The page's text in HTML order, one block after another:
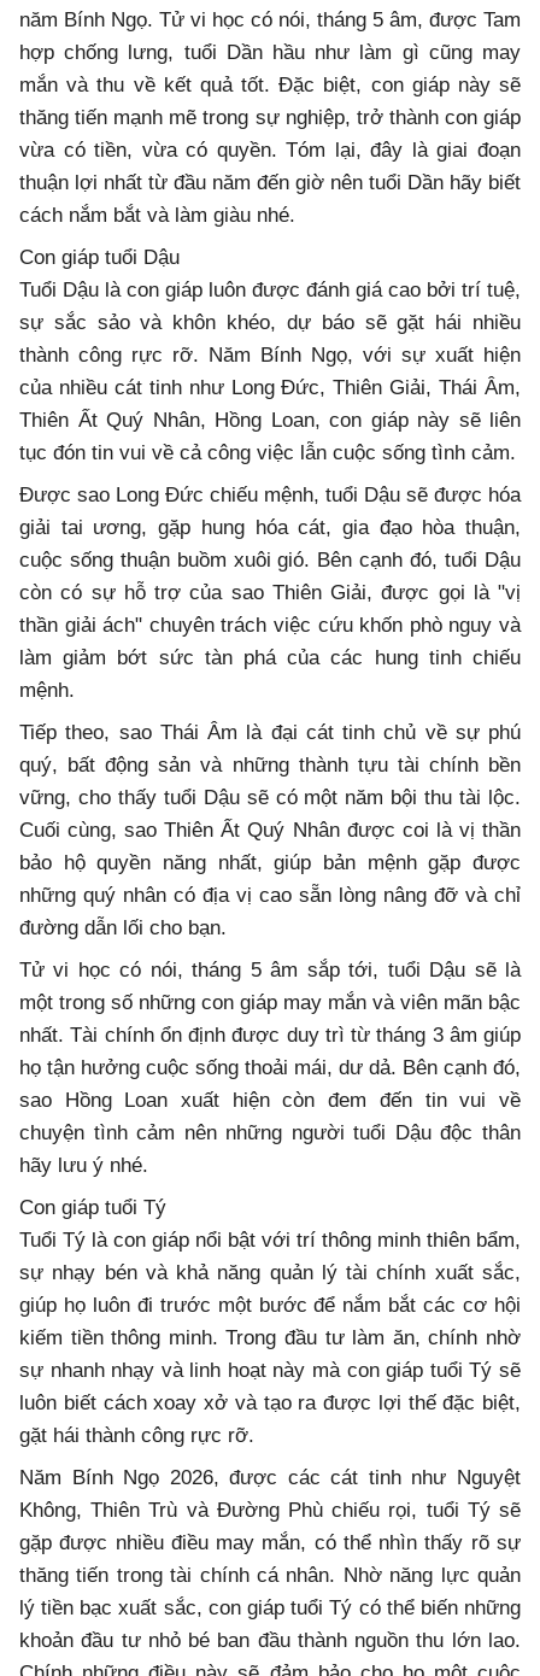
năm Bính Ngọ. Tử vi học có nói, tháng 5 âm, được Tam
hợp chống lưng, tuổi Dần hầu như làm gì cũng may
mắn và thu về kết quả tốt. Đặc biệt, con giáp này sẽ
thăng tiến mạnh mẽ trong sự nghiệp, trở thành con giáp
vừa có tiền, vừa có quyền. Tóm lại, đây là giai đoạn
thuận lợi nhất từ đầu năm đến giờ nên tuổi Dần hãy biết
cách nắm bắt và làm giàu nhé.
Con giáp tuổi Dậu
Tuổi Dậu là con giáp luôn được đánh giá cao bởi trí tuệ,
sự sắc sảo và khôn khéo, dự báo sẽ gặt hái nhiều
thành công rực rỡ. Năm Bính Ngọ, với sự xuất hiện
của nhiều cát tinh như Long Đức, Thiên Giải, Thái Âm,
Thiên Ất Quý Nhân, Hồng Loan, con giáp này sẽ liên
tục đón tin vui về cả công việc lẫn cuộc sống tình cảm.
Được sao Long Đức chiếu mệnh, tuổi Dậu sẽ được hóa
giải tai ương, gặp hung hóa cát, gia đạo hòa thuận,
cuộc sống thuận buồm xuôi gió. Bên cạnh đó, tuổi Dậu
còn có sự hỗ trợ của sao Thiên Giải, được gọi là "vị
thần giải ách" chuyên trách việc cứu khốn phò nguy và
làm giảm bớt sức tàn phá của các hung tinh chiếu
mệnh.
Tiếp theo, sao Thái Âm là đại cát tinh chủ về sự phú
quý, bất động sản và những thành tựu tài chính bền
vững, cho thấy tuổi Dậu sẽ có một năm bội thu tài lộc.
Cuối cùng, sao Thiên Ất Quý Nhân được coi là vị thần
bảo hộ quyền năng nhất, giúp bản mệnh gặp được
những quý nhân có địa vị cao sẵn lòng nâng đỡ và chỉ
đường dẫn lối cho bạn.
Tử vi học có nói, tháng 5 âm sắp tới, tuổi Dậu sẽ là
một trong số những con giáp may mắn và viên mãn bậc
nhất. Tài chính ổn định được duy trì từ tháng 3 âm giúp
họ tận hưởng cuộc sống thoải mái, dư dả. Bên cạnh đó,
sao Hồng Loan xuất hiện còn đem đến tin vui về
chuyện tình cảm nên những người tuổi Dậu độc thân
hãy lưu ý nhé.
Con giáp tuổi Tý
Tuổi Tý là con giáp nổi bật với trí thông minh thiên bẩm,
sự nhạy bén và khả năng quản lý tài chính xuất sắc,
giúp họ luôn đi trước một bước để nắm bắt các cơ hội
kiếm tiền thông minh. Trong đầu tư làm ăn, chính nhờ
sự nhanh nhạy và linh hoạt này mà con giáp tuổi Tý sẽ
luôn biết cách xoay xở và tạo ra được lợi thế đặc biệt,
gặt hái thành công rực rỡ.
Năm Bính Ngọ 2026, được các cát tinh như Nguyệt
Không, Thiên Trù và Đường Phù chiếu rọi, tuổi Tý sẽ
gặp được nhiều điều may mắn, có thể nhìn thấy rõ sự
thăng tiến trong tài chính cá nhân. Nhờ năng lực quản
lý tiền bạc xuất sắc, con giáp tuổi Tý có thể biến những
khoản đầu tư nhỏ bé ban đầu thành nguồn thu lớn lao.